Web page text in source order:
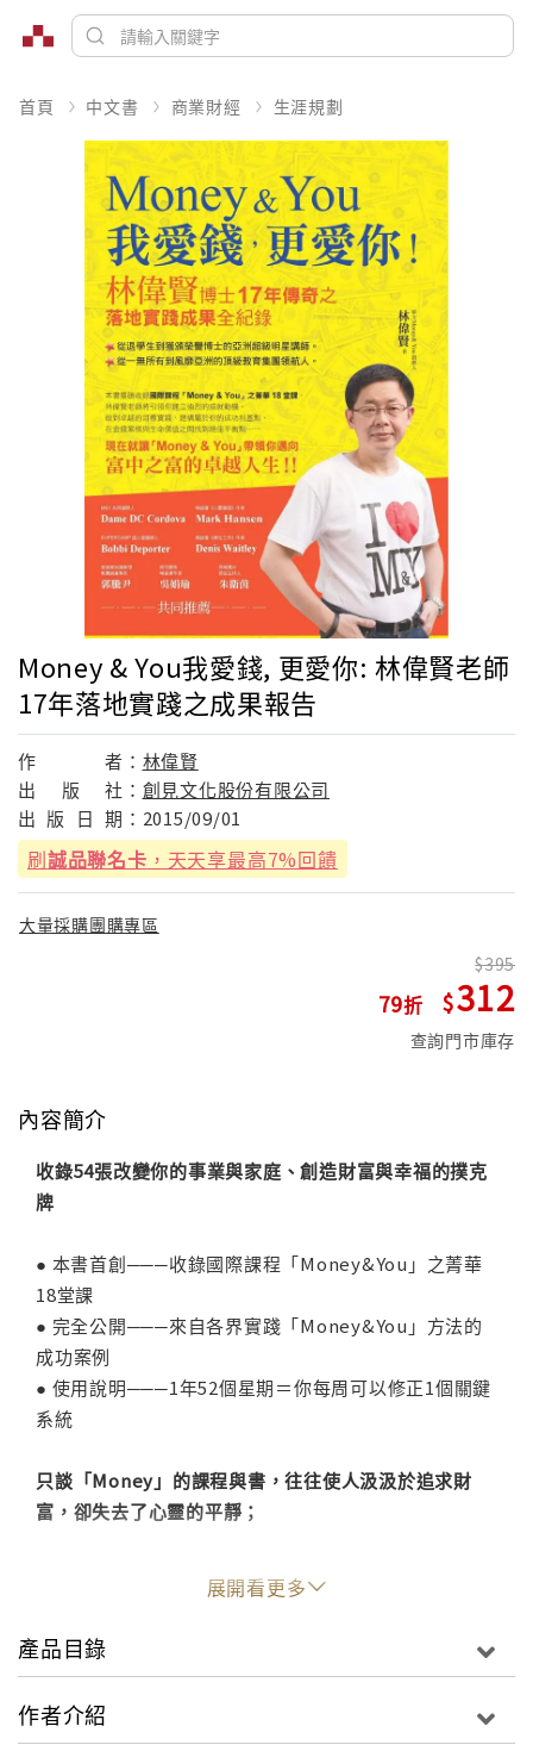
首頁 中文書 商業財經 生涯規劃
Money & You我愛錢, 更愛你: 林偉賢老師
17年落地實踐之成果報告
作 者： 林偉賢
出
版 社： 創見文化股份有限公司
出 版 日 期： 2015/09/01
刷誠品聯名卡 ，天天享最高7%回饋
大量採購團購專區
79
395
312
查詢門市庫存
內容簡介
收錄54張改變你的事業與家庭、創造財富與幸福的撲克
牌
● 本書首創───收錄國際課程「Money&You」之菁華
18堂課
● 完全公開───來自各界實踐「Money&You」方法的
成功案例
● 使用說明───1年52個星期＝你每周可以修正1個關鍵
系統
只談「Money」的課程與書，往往使人汲汲於追求財
富，卻失去了心靈的平靜；
只談「You」的心靈成長課程，又往往會在無所求的認
知下，失去了賺錢的動力。
「Money & You」是全世界能融合這兩者，讓你能同時
展開看更多
產品目錄
作者介紹